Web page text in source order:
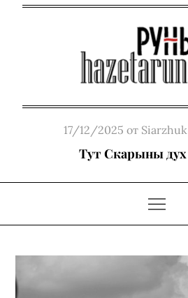
Posted
17/12/2025 от
Тут Скарыны